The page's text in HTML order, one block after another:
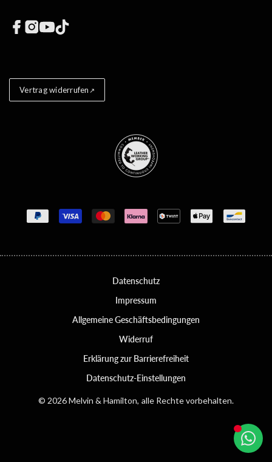
Links zu sozialen Netzwerken
Vertrag widerrufen
Zahlungsmethoden
Datenschutz
Impressum
Allgemeine Geschäftsbedingungen
Widerruf
Erklärung zur Barrierefreiheit
Datenschutz-Einstellungen
© 2026 Melvin & Hamilton, alle Rechte vorbehalten.